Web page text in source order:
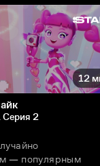
12
Серия 2
— популярным